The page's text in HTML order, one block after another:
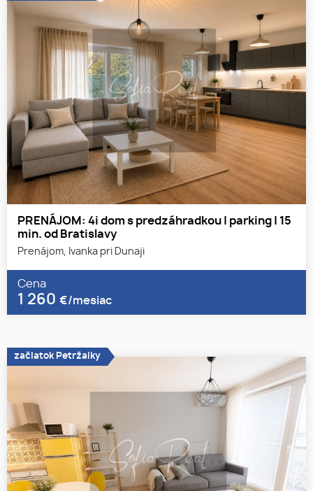
PRENÁJOM: 4i dom s predzáhradkou | parking | 15
min. od Bratislavy
Prenájom, Ivanka pri Dunaji
Cena
1 260 €/mesiac
začiatok Petržalky